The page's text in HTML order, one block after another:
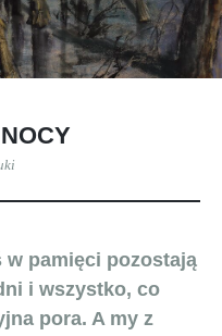
w pamięci pozostają
i wszystko, co
pora. A my z